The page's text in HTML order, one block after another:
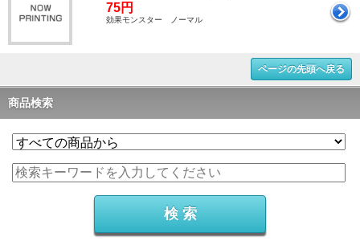
75円
効果モンスター ノーマル
ページの先頭へ戻る
商品検索